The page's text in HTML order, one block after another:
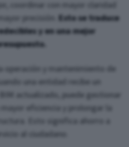
coordinar con mayor claridad
precisión. Esto se traduce
y en una mejor
operación y mantenimiento de
una entidad recibe un
actualizado, puede gestionar
eficiencia y prolongar la
Esto significa ahorro a
al ciudadano.